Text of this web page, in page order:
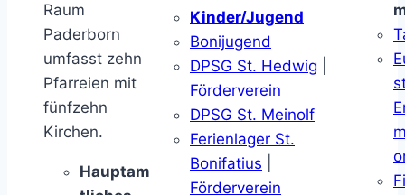
Raum
Paderborn
umfasst zehn
Pfarreien mit
fünfzehn
Kirchen.
Hauptam
Kinder/Jugend
Bonijugend
DPSG St. Hedwig
Förderverein
DPSG St. Meinolf
Ferienlager St.
Bonifatius
Förderverein